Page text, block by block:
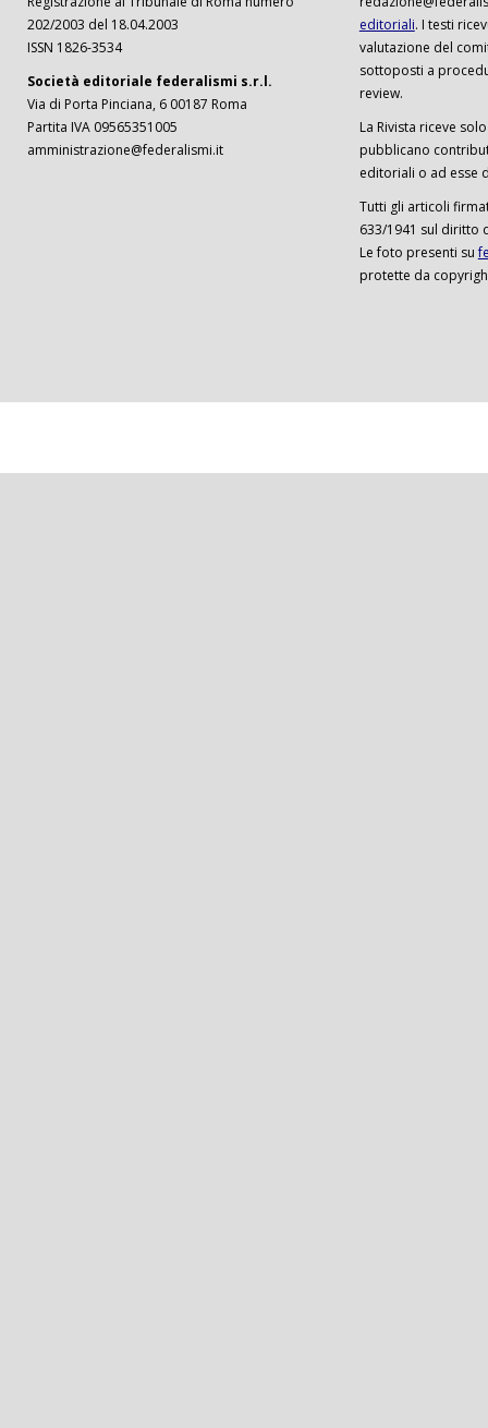
202/2003 del 18.04.2003
ISSN 1826-3534
Società editoriale federalismi s.r.l.
Via di Porta Pinciana, 6 00187 Roma
Partita IVA 09565351005
amministrazione@federalismi.it
editoriali. I testi
valutazione del
sottoposti a
review.
La Rivista riceve
pubblicano
editoriali o ad esse
Tutti gli articoli
633/1941 sul diritto
Le foto presenti su
protette da